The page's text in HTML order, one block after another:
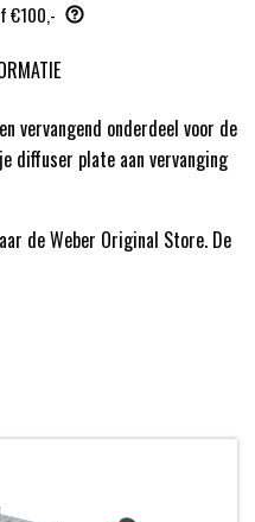
€100,-
vervangend onderdeel voor de
diffuser plate aan vervanging
de Weber Original Store. De